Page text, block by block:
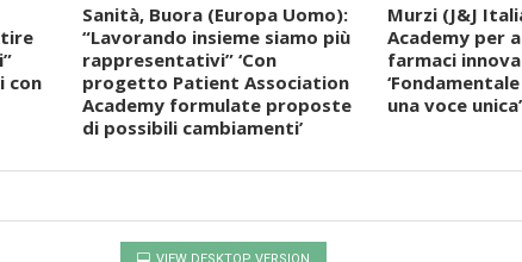
con
Sanità, Buora (Europa Uomo):
“Lavorando insieme siamo più
rappresentativi” ‘Con
progetto Patient Association
Academy formulate proposte
di possibili cambiamenti’
Murzi (J&J
Academy per
farmaci
una voce unica’
VIEW DESKTOP VERSION